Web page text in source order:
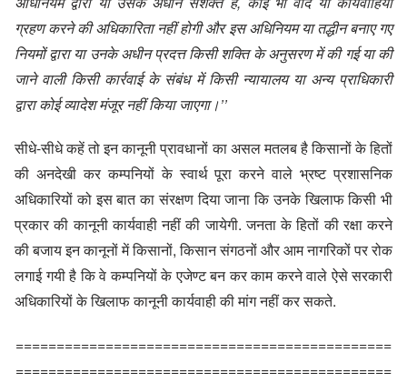
ग्रहण करने की अधिकारिता नहीं होगी और इस अधिनियम या तद्धीन बनाए गए
नियमों द्वारा या उनके अधीन प्रदत्त किसी शक्ति के अनुसरण में की गई या की
जाने वाली किसी कार्रवाई के संबंध में किसी न्यायालय या अन्य प्राधिकारी
द्वारा कोई व्यादेश मंजूर नहीं किया जाएगा।’’
सीधे-सीधे कहें तो इन कानूनी प्रावधानों का असल मतलब है किसानों के हितों
की अनदेखी कर कम्पनियों के स्वार्थ पूरा करने वाले भ्रष्ट प्रशासनिक
अधिकारियों को इस बात का संरक्षण दिया जाना कि उनके खिलाफ किसी भी
प्रकार की कानूनी कार्यवाही नहीं की जायेगी. जनता के हितों की रक्षा करने
की बजाय इन कानूनों में किसानों, किसान संगठनों और आम नागरिकों पर रोक
लगाई गयी है कि वे कम्पनियों के एजेण्ट बन कर काम करने वाले ऐसे सरकारी
अधिकारियों के खिलाफ कानूनी कार्यवाही की मांग नहीं कर सकते.
==============================================
==============================================